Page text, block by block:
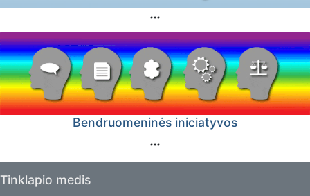
Bendruomeninės iniciatyvos
Tinklapio medis